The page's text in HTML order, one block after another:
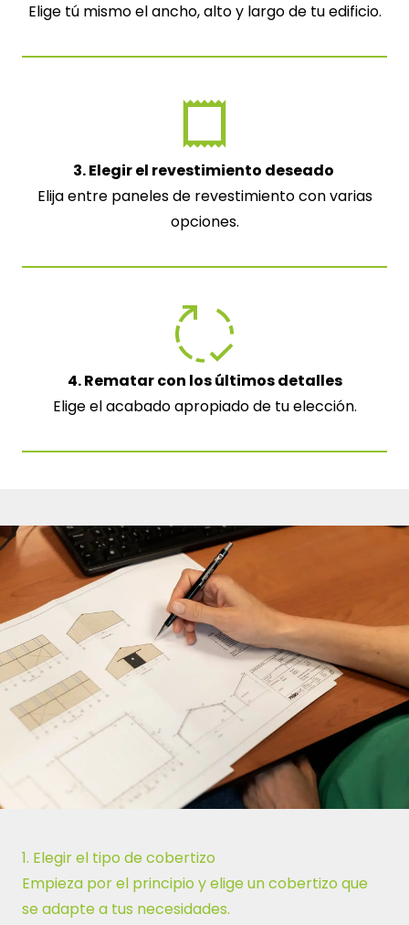
Elige tú mismo el ancho, alto y largo de tu edificio.
3. Elegir el revestimiento deseado
Elija entre paneles de revestimiento con varias
opciones.
4. Rematar con los últimos detalles
Elige el acabado apropiado de tu elección.
1. Elegir el tipo de cobertizo
Empieza por el principio y elige un cobertizo que
se adapte a tus necesidades.